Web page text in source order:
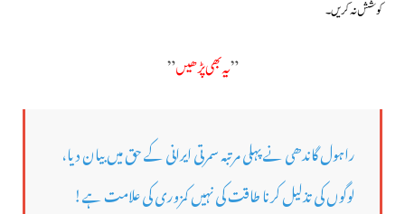
کوشش نہ کریں۔
”یہ بھی پڑھیں”
راہول گاندھی نے پہلی مرتبہ سمرتی ایرانی کے حق میں بیان دیا،
لوگوں کی تذلیل کرنا طاقت کی نہیں کمزوری کی علامت ہے!